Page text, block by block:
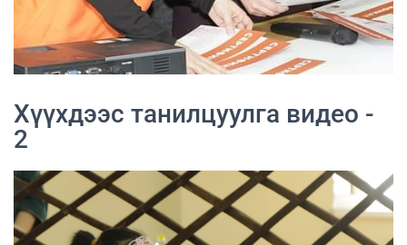
Хүүхдээс танилцуулга видео -
2